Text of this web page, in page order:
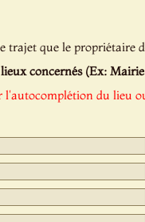
trajet que le propriétaire
concernés (Ex: Mairie
du lieu